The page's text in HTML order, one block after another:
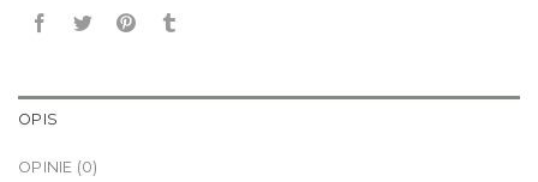
OPIS
OPINIE (0)